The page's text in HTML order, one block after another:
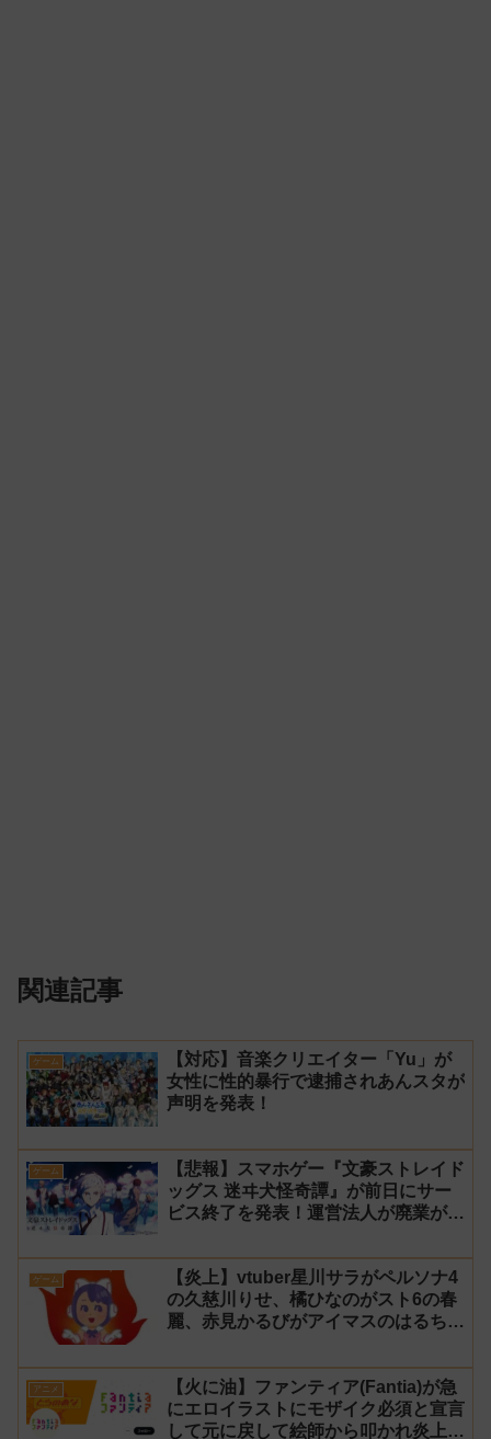
関連記事
ゲーム
【対応】音楽クリエイター「Yu」が
女性に性的暴行で逮捕されあんスタが
声明を発表！
ゲーム
【悲報】スマホゲー『文豪ストレイド
ッグス 迷ヰ犬怪奇譚』が前日にサー
ビス終了を発表！運営法人が廃業が原
ゲーム
【炎上】vtuber星川サラがペルソナ4
の久慈川りせ、橘ひなのがスト6の春
麗、赤見かるびがアイマスのはるちは
アニメ
【火に油】ファンティア(Fantia)が急
にエロイラストにモザイク必須と宣言
して元に戻して絵師から叩かれ炎上し